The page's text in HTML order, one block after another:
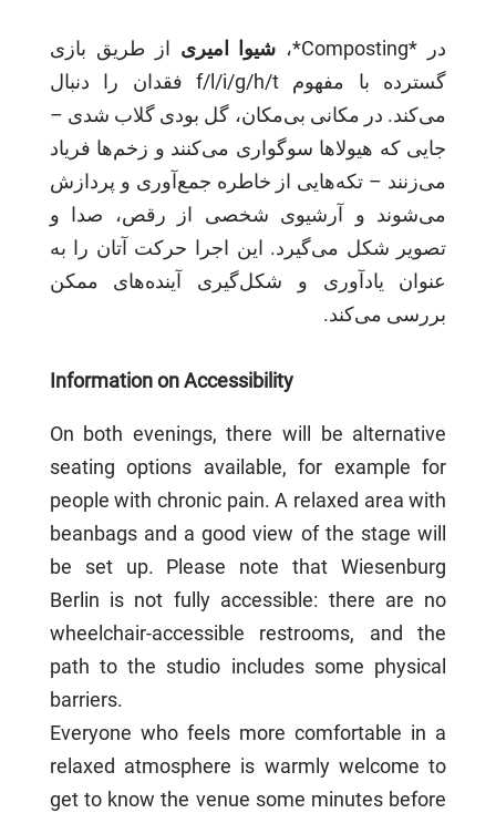
در *Composting*، شیوا امیری از طریق بازی
گسترده با مفهوم f/l/i/g/h/t فقدان را دنبال
می‌کند. در مکانی بی‌مکان، گل بودی گلاب شدی –
جایی که هیولاها سوگواری می‌کنند و زخم‌ها فریاد
می‌زنند – تکه‌هایی از خاطره جمع‌آوری و پردازش
می‌شوند و آرشیوی شخصی از رقص، صدا و
تصویر شکل می‌گیرد. این اجرا حرکت آتان را به
عنوان یادآوری و شکل‌گیری آینده‌های ممکن
بررسی می‌کند.
Information on Accessibility
On both evenings, there will be alternative
seating options available, for example for
people with chronic pain. A relaxed area with
beanbags and a good view of the stage will
be set up. Please note that Wiesenburg
Berlin is not fully accessible: there are no
wheelchair-accessible restrooms, and the
path to the studio includes some physical
barriers.
Everyone who feels more comfortable in a
relaxed atmosphere is warmly welcome to
get to know the venue some minutes before